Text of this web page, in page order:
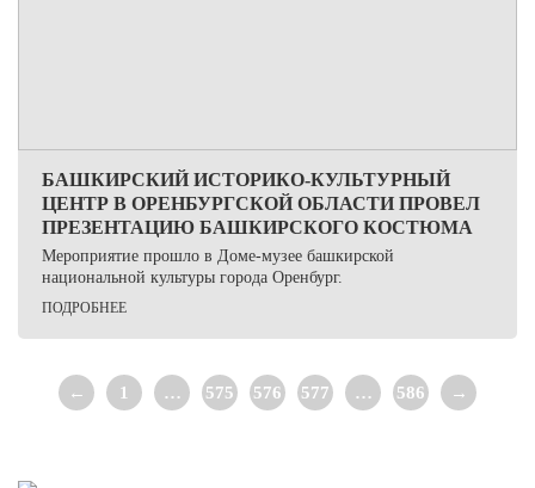
БАШКИРСКИЙ ИСТОРИКО-КУЛЬТУРНЫЙ
ЦЕНТР В ОРЕНБУРГСКОЙ ОБЛАСТИ ПРОВЕЛ
ПРЕЗЕНТАЦИЮ БАШКИРСКОГО КОСТЮМА
Мероприятие прошло в Доме-музее башкирской
национальной культуры города Оренбург.
ПОДРОБНЕЕ
Навигация
← 1 … 575 576 577 … 586 →